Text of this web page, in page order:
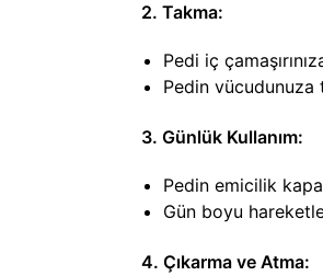
2. Takma:
Pedi iç
Pedin vücudunuza
3. Günlük Kullanım:
Pedin emicilik
Gün boyu
4. Çıkarma ve Atma: